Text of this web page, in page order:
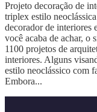
Projeto decoração de
triplex estilo
decorador de interiores
você acaba de achar, o
1100 projetos de
interiores. Alguns
estilo neoclássico com
Embora...